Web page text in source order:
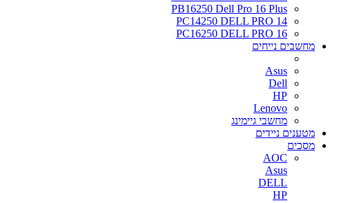
PB16250 Dell Pro 16 Plus
PC14250 DELL PRO 14
PC16250 DELL PRO 16
מחשבים נייחים
Asus
Dell
HP
Lenovo
מחשבי גיימינג
מטענים ניידים
מסכים
AOC
Asus
DELL
HP